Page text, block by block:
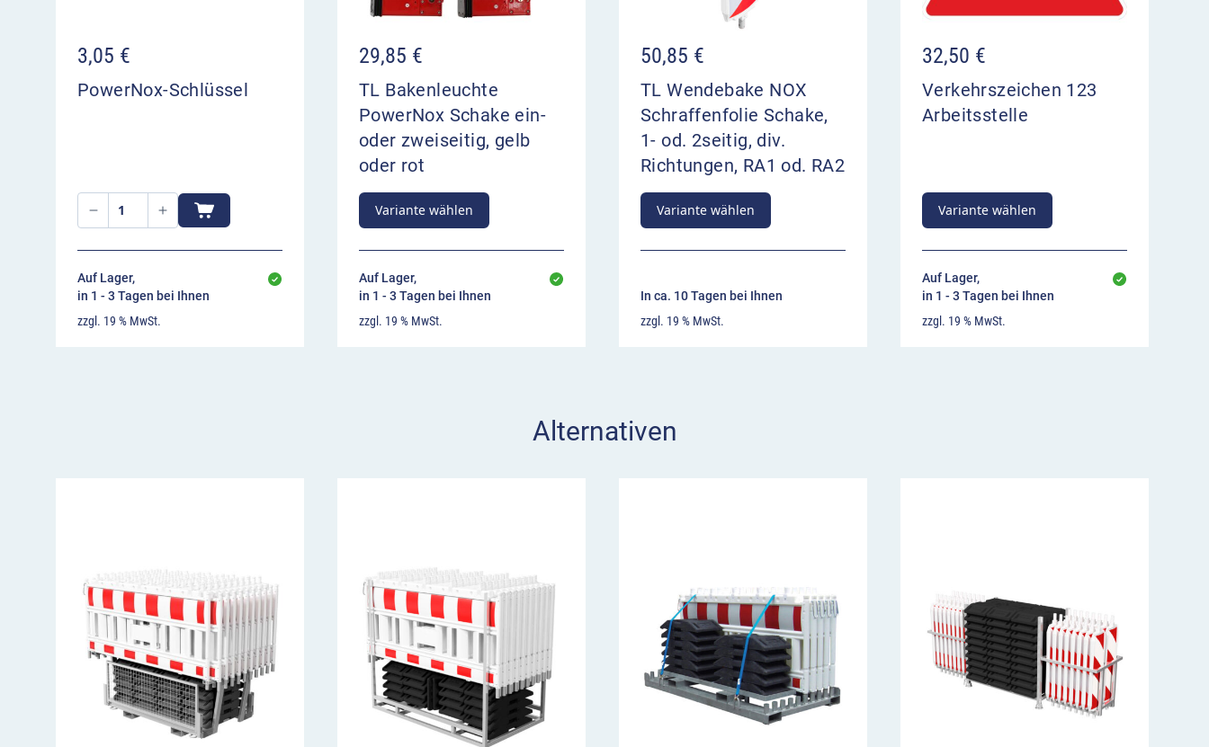
3,05 €
PowerNox-Schlüssel
Auf Lager,
in 1 - 3 Tagen bei Ihnen
zzgl. 19 % MwSt.
29,85 €
TL Bakenleuchte
PowerNox Schake ein-
oder zweiseitig, gelb
oder rot
Variante wählen
Auf Lager,
in 1 - 3 Tagen bei Ihnen
zzgl. 19 % MwSt.
50,85 €
TL Wendebake NOX
Schraffenfolie Schake,
1- od. 2seitig, div.
Richtungen, RA1 od. RA2
Variante wählen
In ca. 10 Tagen bei Ihnen
zzgl. 19 % MwSt.
32,50 €
Verkehrszeichen 123
Arbeitsstelle
Variante wählen
Auf Lager,
in 1 - 3 Tagen bei Ihnen
zzgl. 19 % MwSt.
Alternativen